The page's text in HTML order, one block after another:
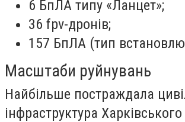
6 БпЛА типу «Ланцет»;
36 fpv-дронів;
157 БпЛА (тип
Масштаби руйнувань
Найбільше постраждала
інфраструктура